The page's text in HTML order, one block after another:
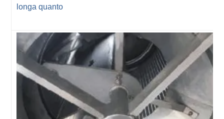
longa quanto